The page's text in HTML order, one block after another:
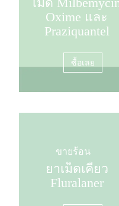
เม็ด
Oxime และ
Praziquantel
ซื้อเลย
ขายร้อน
ยาเม็ดเคี้ยว
Fluralaner